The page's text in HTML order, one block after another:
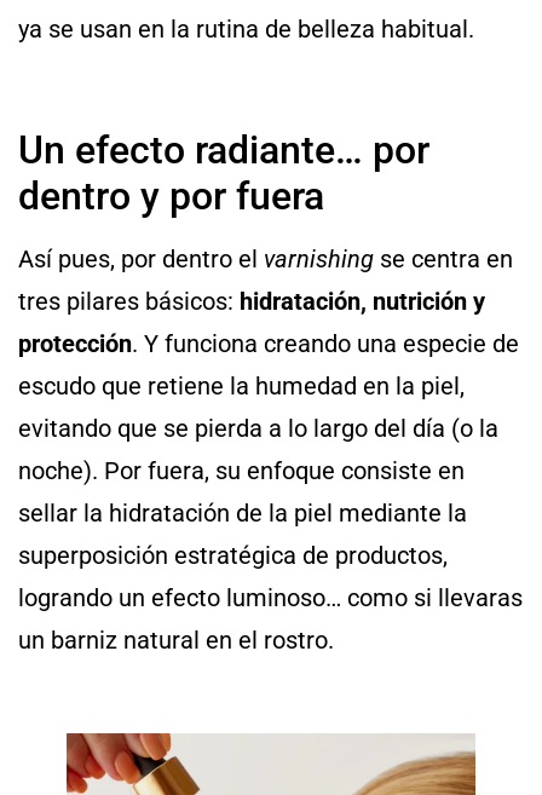
ya se usan en la rutina de belleza habitual.
Un efecto radiante… por
dentro y por fuera
Así pues, por dentro el varnishing se centra en
tres pilares básicos: hidratación, nutrición y
protección. Y funciona creando una especie de
escudo que retiene la humedad en la piel,
evitando que se pierda a lo largo del día (o la
noche). Por fuera, su enfoque consiste en
sellar la hidratación de la piel mediante la
superposición estratégica de productos,
logrando un efecto luminoso… como si llevaras
un barniz natural en el rostro.